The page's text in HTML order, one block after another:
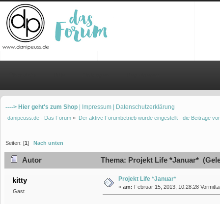
----> Hier geht's zum Shop | Impressum | Datenschutzerklärung
danipeuss.de - Das Forum » Der aktive Forumbetrieb wurde eingestellt - die Beiträge
Seiten: [1] Nach unten
Autor Thema: Projekt Life *Januar*
kitty
Gast
Projekt Life *Januar*
« am: Februar 15, 2013, 10:28:28